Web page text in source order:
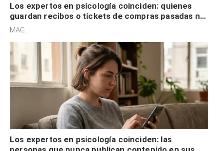
Los expertos en psicología coinciden: quienes
guardan recibos o tickets de compras pasadas no
son acumuladores, sino que tienen necesidad de
MAG.
Los expertos en psicología coinciden: las